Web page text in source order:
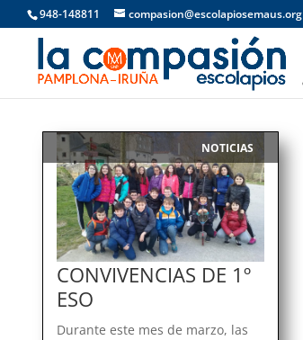
948-148811 compasion@escolapiosemaus.org
CONVIVENCIAS DE 1º
ESO
NOTICIAS
Durante este mes de marzo, las